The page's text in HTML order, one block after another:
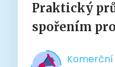
Praktický
spořením